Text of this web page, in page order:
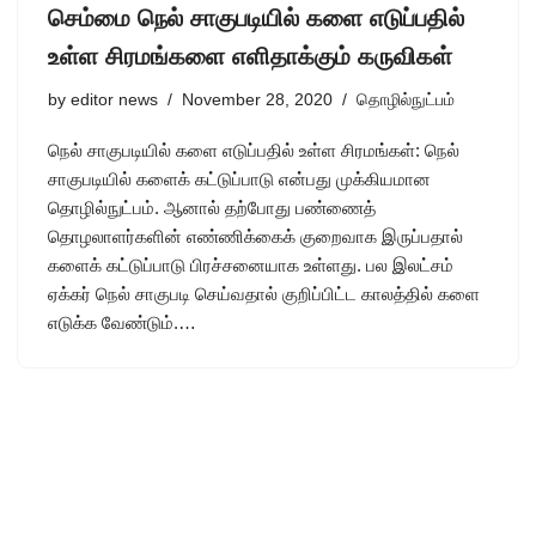
செம்மை நெல் சாகுபடியில் களை எடுப்பதில்
உள்ள சிரமங்களை எளிதாக்கும் கருவிகள்
by editor news November 28, 2020 தொழில்நுட்பம்
நெல் சாகுபடியில் களை எடுப்பதில் உள்ள சிரமங்கள்: நெல்
சாகுபடியில் களைக் கட்டுப்பாடு என்பது முக்கியமான
தொழில்நுட்பம். ஆனால் தற்போது பண்ணைத்
தொழலாளர்களின் எண்ணிக்கைக் குறைவாக இருப்பதால்
களைக் கட்டுப்பாடு பிரச்சனையாக உள்ளது. பல இலட்சம்
ஏக்கர் நெல் சாகுபடி செய்வதால் குறிப்பிட்ட காலத்தில் களை
எடுக்க வேண்டும்.…